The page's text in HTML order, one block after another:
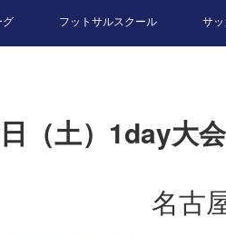
グ フットサルスクール サッ
（土）1day大会
名古